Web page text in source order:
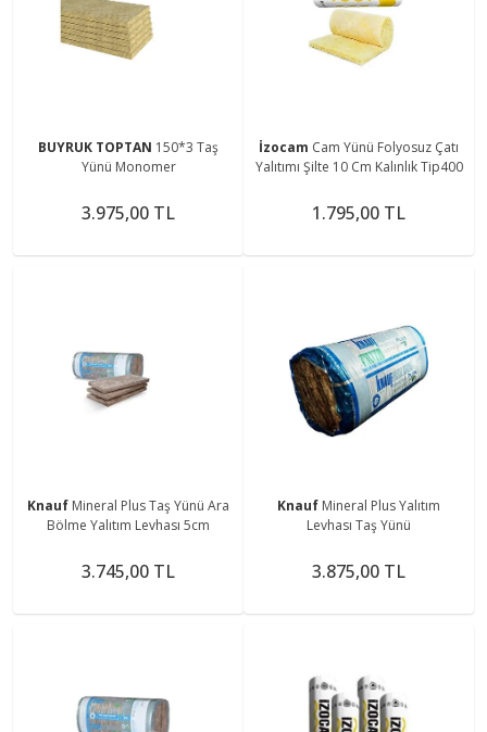
BUYRUK TOPTAN 150*3 Taş
Yünü Monomer
3.975,00 TL
İzocam Cam Yünü Folyosuz Çatı
Yalıtımı Şilte 10 Cm Kalınlık Tip400
1.795,00 TL
Knauf Mineral Plus Taş Yünü Ara
Bölme Yalıtım Levhası 5cm
3.745,00 TL
Knauf Mineral Plus Yalıtım
Levhası Taş Yünü
3.875,00 TL